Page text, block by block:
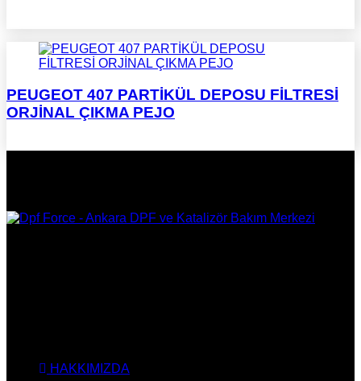
PEUGEOT 407 PARTİKÜL DEPOSU FİLTRESİ
ORJİNAL ÇIKMA PEJO
HAKKIMIZDA